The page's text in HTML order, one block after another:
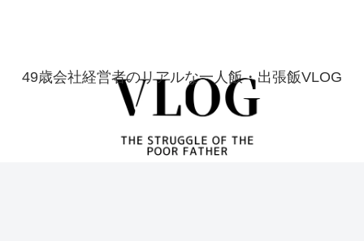
49歳会社経営者のリアルな一人飯・出張飯VLOG